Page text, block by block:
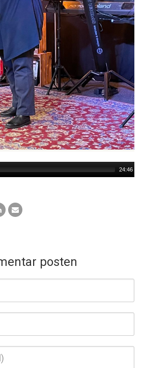
24:46
posten